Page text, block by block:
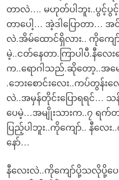
တာလဲ…. မဟုတ်ပါဘူး..ပွင့်ပွင့်
တာပေါ့… အဲ့ဒါပြောတာ… အ
လဲ.အိမ်ထောင်ရှိလား.. ကိုကျေ
မဲ့..ငတ်နေတာ.ကြာပါပီ.နီလေ
က..ရောဂါသည်.ဆိုတော့..အမ
.ဘေးစောင်းလေး..ကပ်တွန်းလ
လဲ..အမှန်တိုင်းပြောရရင်… သ
ပေမဲ့…အမျိုးသားက..၇ ရက်
ပြည့်ပါဘူး..ကိုကျော်.. နီလ
နော်…
နီလေးလဲ..ကိုကျော်ပို့သလိုပို့ပေ